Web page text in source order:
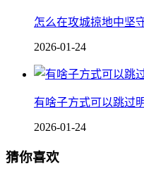
怎么在攻城掠地中坚
2026-01-24
有啥子方式可以跳过
2026-01-24
猜你喜欢